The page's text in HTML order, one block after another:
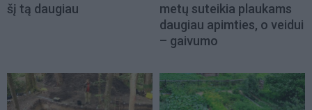
šį tą daugiau
metų suteikia plaukams
daugiau apimties, o veidui
– gaivumo